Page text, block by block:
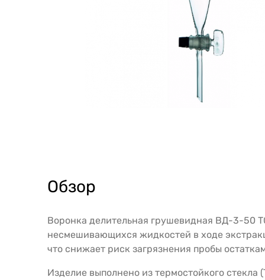
Обзор
Воронка делительная грушевидная ВД-3-50
несмешивающихся жидкостей в ходе
что снижает риск загрязнения пробы
Изделие выполнено из термостойкого